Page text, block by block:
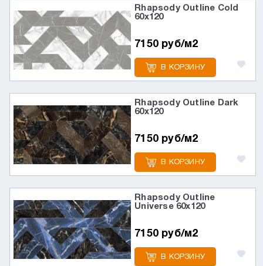
Rhapsody Outline Cold
60х120
7150 руб/м2
В КОРЗИНУ
Rhapsody Outline Dark
60х120
7150 руб/м2
В КОРЗИНУ
Rhapsody Outline
Universe 60х120
7150 руб/м2
В КОРЗИНУ